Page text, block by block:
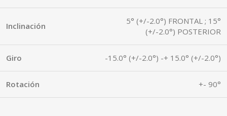
Inclinación
5° (+/-2.0°) FRONTAL ; 15°
(+/-2.0°) POSTERIOR
Giro -15.0° (+/-2.0°) -+ 15.0° (+/-2.0°)
Rotación +- 90°